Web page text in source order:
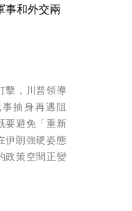
事和外交兩
擊，川普領導
抽身再遇阻
要避免「重新
伊朗強硬姿態
政策空間正變